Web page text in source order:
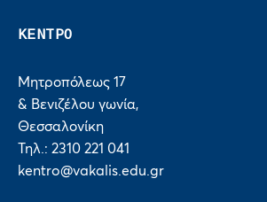
ΚΕΝΤΡΟ
Μητροπόλεως 17
& Βενιζέλου γωνία,
Θεσσαλονίκη
Τηλ.: 2310 221 041
kentro@vakalis.edu.gr